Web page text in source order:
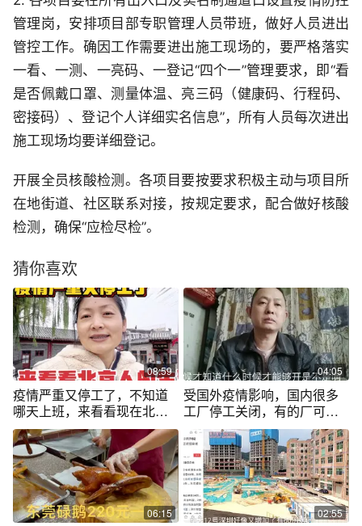
管理岗，安排项目部专职管理人员带班，做好人员进出
管控工作。确因工作需要进出施工现场的，要严格落实
一看、一测、一亮码、一登记“四个一”管理要求，即“看
是否佩戴口罩、测量体温、亮三码（健康码、行程码、
密接码）、登记个人详细实名信息”，所有人员每次进出
施工现场均要详细登记。
开展全员核酸检测。各项目要按要求积极主动与项目所
在地街道、社区联系对接，按规定要求，配合做好核酸
检测，确保“应检尽检”。
猜你喜欢
08:59
疫情严重又停工了，不知道
哪天上班，来看看现在北京
人的生活！
04:05
受国外疫情影响，国内很多
工厂停工关闭，有的厂可能
还会倒闭
06:15 02:55